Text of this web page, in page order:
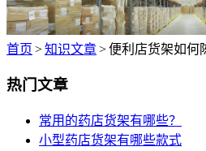
首页 >知识文章>便利店货架如何
热门文章
常用的药店货架有哪些？
小型药店货架有哪些款式